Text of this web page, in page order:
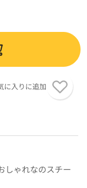
に入りに追加
しゃれなのスチー